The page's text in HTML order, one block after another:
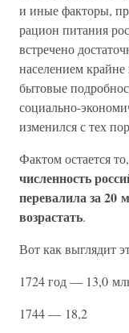
и иные факторы,
рацион питания
встречено
населением
бытовые
социально-
изменился с тех
Фактом остается
численность
перевалила за 20
возрастать.
Вот как выглядит
1724 год — 13,0
1744 — 18,2